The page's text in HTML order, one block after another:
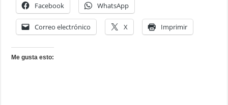
Facebook WhatsApp
Correo electrónico X Imprimir
Me gusta esto: